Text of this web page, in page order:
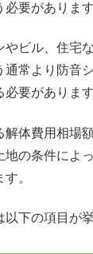
要があります
やビル、住宅
通常より防音
要があります
解体費用相場
地の条件によ
。
下の項目が